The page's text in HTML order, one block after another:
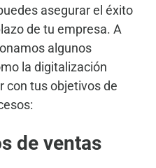
asegurar el éxito
de tu empresa. A
algunos
la digitalización
con tus objetivos de
de ventas